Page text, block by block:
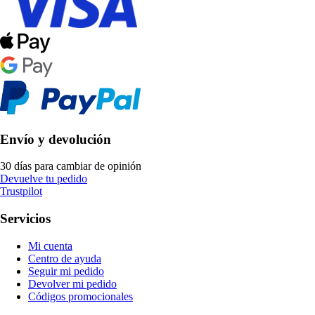
Envío y devolución
30 días para cambiar de opinión
Devuelve tu pedido
Trustpilot
Servicios
Mi cuenta
Centro de ayuda
Seguir mi pedido
Devolver mi pedido
Códigos promocionales